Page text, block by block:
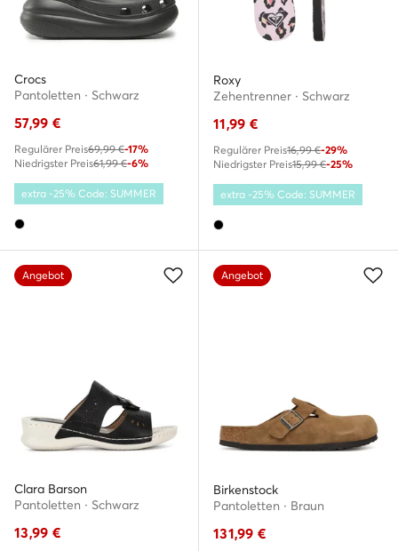
Crocs
Pantoletten · Schwarz
57,99 €
Regulärer Preis69,99 €-17%
Niedrigster Preis61,99 €-6%
extra -25% Code: SUMMER
Roxy
Zehentrenner · Schwarz
11,99 €
Regulärer Preis16,99 €-29%
Niedrigster Preis15,99 €-25%
extra -25% Code: SUMMER
Angebot
Clara Barson
Pantoletten · Schwarz
13,99 €
Angebot
Birkenstock
Pantoletten · Braun
131,99 €